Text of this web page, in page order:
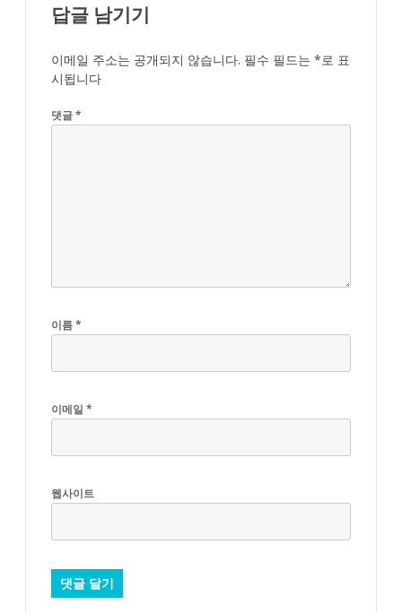
답글 남기기
이메일 주소는 공개되지 않습니다. 필수 필드는 *로 표
시됩니다
댓글*
이름*
이메일 *
웹사이트